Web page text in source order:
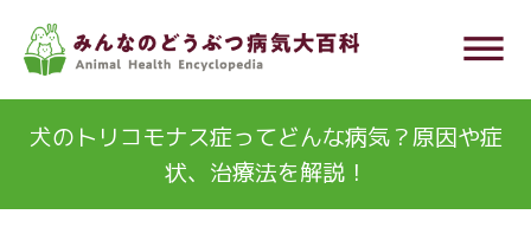
dehaze
犬のトリコモナス症ってどんな病気？原因や症
状、治療法を解説！